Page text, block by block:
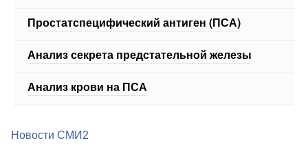
Простатспецифический антиген (ПСА)
Анализ секрета предстательной железы
Анализ крови на ПСА
Новости СМИ2